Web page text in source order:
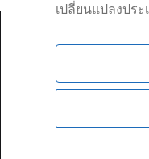
เปลี่ยนแปลงปร